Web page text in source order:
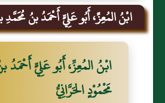
ابْنُ المُعِزِّ، أَبُو عَلِيٍّ أَحْمَدُ بنُ مُحَمَّدِ
ابْنُ المُعِزِّ، أَبُو عَلِيٍّ
مَحْمُوْدٍ الحَرَّانِيُّ